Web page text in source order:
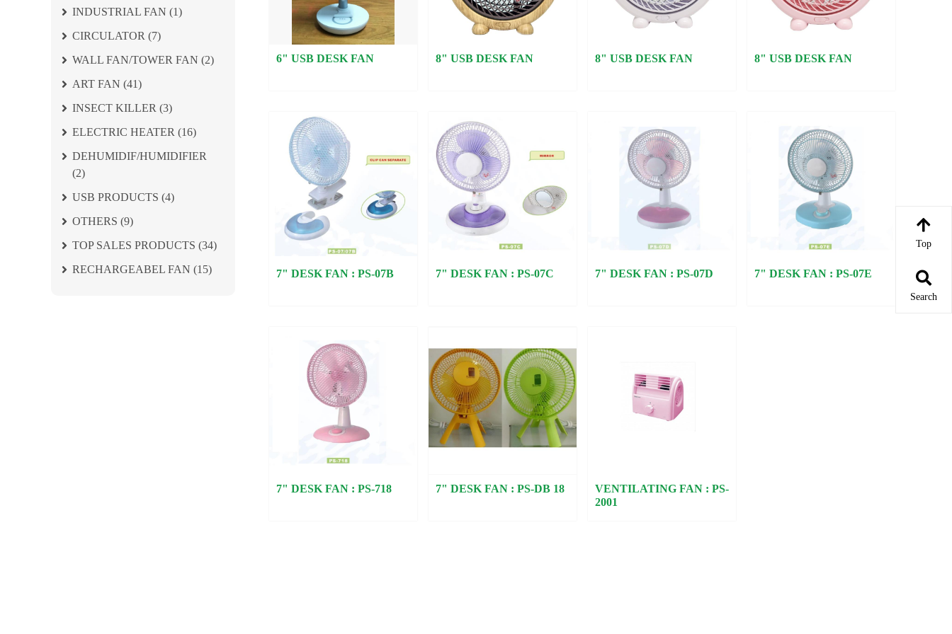
INDUSTRIAL FAN (1)
CIRCULATOR (7)
WALL FAN/TOWER FAN (2)
ART FAN (41)
INSECT KILLER (3)
ELECTRIC HEATER (16)
DEHUMIDIF/HUMIDIFIER
(2)
USB PRODUCTS (4)
OTHERS (9)
TOP SALES PRODUCTS (34)
RECHARGEABEL FAN (15)
6" USB DESK FAN 8" USB DESK FAN 8" USB DESK FAN 8" USB DESK FAN
7" DESK FAN : PS-07B 7" DESK FAN : PS-07C 7" DESK FAN : PS-07D 7" DESK FAN : PS-07E
7" DESK FAN : PS-718 7" DESK FAN : PS-DB 18
VENTILATING FAN : PS-
2001
Top
Search